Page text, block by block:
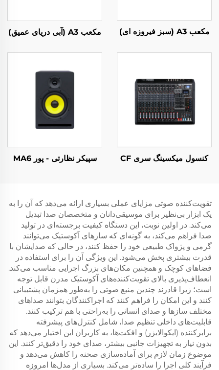
مکعب A3 (سبز فیروزه ای) مکعب A3 (آبی دریای عمیق)
کنسول میکسینگ سری CF سپیکر نظارتی - پور MA6
تقویت‌کننده صوتی مزایای عملی بسیاری ارائه می‌دهد که آن را به
یک ابزار بی‌نظیر برای موسیقی‌دانان و متخصصان صدا تبدیل
می‌کند. در اولین نوبت، این دستگاه کیفیت برجسته‌ای در تولید
صدا فراهم می‌کند، به گونه‌ای که سازهای آکوستیک می‌توانند
گرمی و پژواک طبیعی خود را حفظ کنند، در حالی که صدایشان با
قدرت بیشتری پخش می‌شود. این ویژگی آن را برای استفاده در
فضاهای کوچک و همچنین مکان‌های بزرگ اجرایی مناسب می‌کند.
انعطاف‌پذیری بالای تقویت‌کننده‌های آکوستیک مدرن قابل توجه
است؛ زیرا قادرند چندین منبع صوتی را به‌طور همزمان پشتیبانی
کنند و این امکان را فراهم کنند که اجراکنندگان بتوانند صداهای
مختلف سازها و صدای انسانی را به‌راحتی با هم ترکیب کنند.
قابلیت‌های داخلی تنظیم صدا، شامل کنترل‌های پیشرفته
برابرکننده (ایکوالایزر) و افکت‌ها، به کاربران این اختیار می‌دهد که
بدون نیاز به تجهیزات جانبی بیشتر، صدای خود را دقیق‌تر کنند. این
موضوع زمان لازم برای آماده‌سازی صحنه را کاهش می‌دهد و
فرآیند کلی اجرا را ساده‌تر می‌کند. بسیاری از مدل‌ها امروزه